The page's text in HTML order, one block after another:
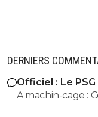
DERNIERS
Officiel : Le
A machin-cage : Ce que tu dis... n'a ni queue, ni tête. Tu es
tellement frustré